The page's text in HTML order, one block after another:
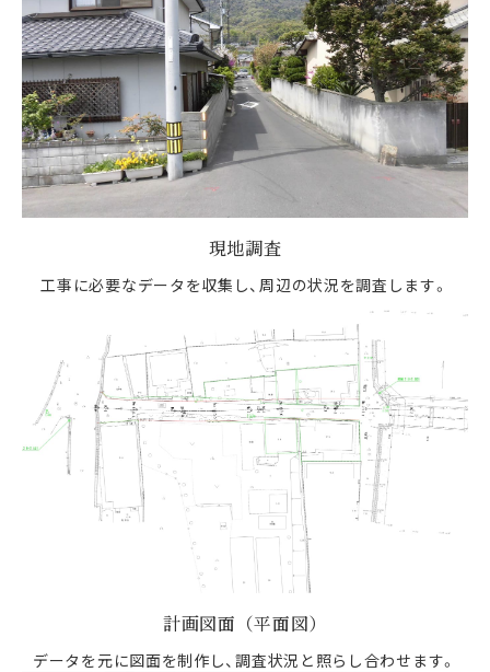
現地調査
工事に必要なデータを収集し、周辺の状況を調査します。
計画図面（平面図）
データを元に図面を制作し、調査状況と照らし合わせます。